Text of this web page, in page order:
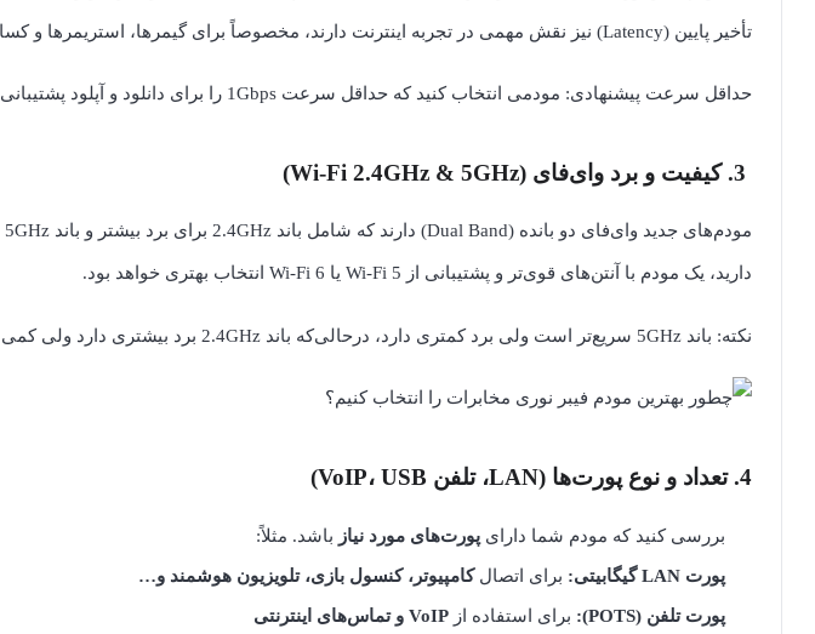
تأخیر پایین (Latency) نیز نقش مهمی در تجربه اینترنت دارند، مخصوصاً برای گیمرها، استریمرها و کسانی که تماس‌های تصویری زیادی دارند.
حداقل سرعت پیشنهادی: مودمی انتخاب کنید که حداقل سرعت 1Gbps را برای دانلود و آپلود پشتیبانی کند.
دارید، یک مودم با آنتن‌های قوی‌تر و پشتیبانی از Wi-Fi 5 یا Wi-Fi 6 انتخاب بهتری خواهد بود.
نکته: باند 5GHz سریع‌تر است ولی برد کمتری دارد، درحالی‌که باند 2.4GHz برد بیشتری دارد ولی کمی کندتر است.
4. تعداد و نوع پورت‌ها (LAN، تلفن VoIP، USB)
بررسی کنید که مودم شما دارای پورت‌های مورد نیاز باشد. مثلاً:
پورت LAN گیگابیتی: برای اتصالکامپیوتر، کنسول بازی، تلویزیون هوشمند و…
پورت تلفن (POTS): برای استفاده از VoIP و تماس‌های اینترنتی